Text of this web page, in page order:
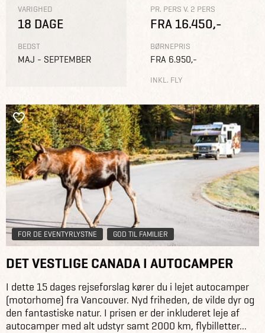
VARIGHED
18 DAGE
BEDST
MAJ - SEPTEMBER
PR. PERS V. 2 PERS
FRA 16.450,-
BØRNEPRIS
FRA 6.950,-
INKL. FLY
FOR DE EVENTYRLYSTNE GOD TIL FAMILIER
DET VESTLIGE CANADA I AUTOCAMPER
I dette 15 dages rejseforslag kører du i lejet autocamper
(motorhome) fra Vancouver. Nyd friheden, de vilde dyr og
den fantastiske natur. I prisen er der inkluderet leje af
autocamper med alt udstyr samt 2000 km, flybilletter...